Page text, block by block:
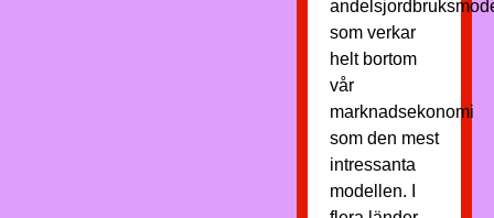
som verkar
helt bortom
vår
marknadsekonomi
som den mest
intressanta
modellen. I